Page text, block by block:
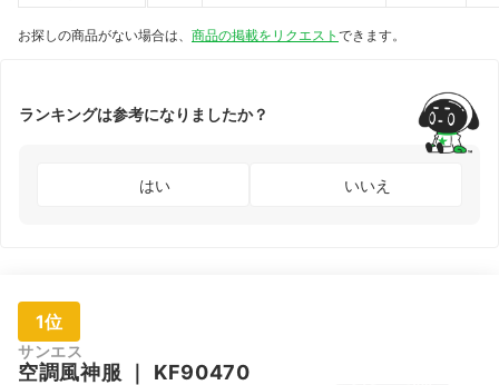
お探しの商品がない場合は、 商品の掲載をリクエスト できます。
ランキングは参考になりましたか？
はい いいえ
1位
サンエス
空調風神服 KF90470